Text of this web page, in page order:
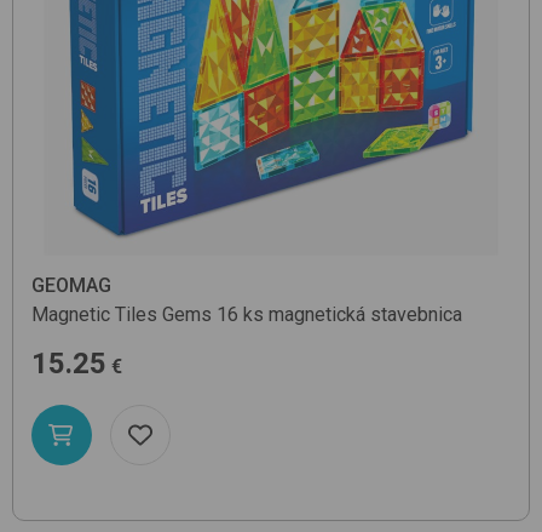
GEOMAG
Magnetic Tiles Gems 16 ks magnetická stavebnica
15.25 €